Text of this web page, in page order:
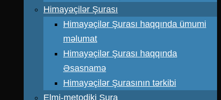
Himayəçilər Şurası
Himayəçilər Şurası haqqında ümumi
məlumat
Himayəçilər Şurası haqqında
Əsasnamə
Himayəçilər Şurasının tərkibi
Elmi-metodiki Şura